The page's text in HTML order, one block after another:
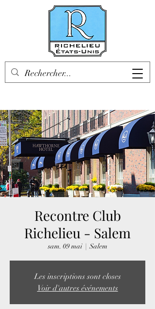
Recontre Club
Richelieu - Salem
sam. 09 mai
  |
Salem
Les inscriptions sont closes
Voir d'autres événements